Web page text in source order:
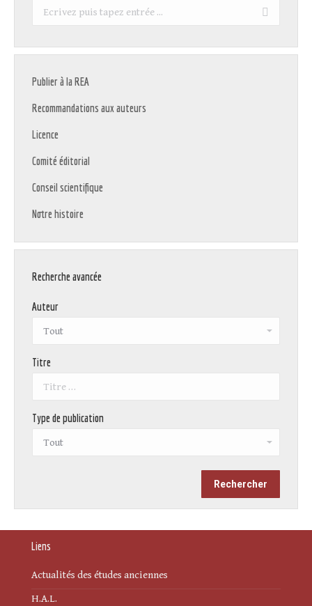
Recherche
Publier à la REA
Recommandations aux auteurs
Licence
Comité éditorial
Conseil scientifique
Notre histoire
Recherche avancée
Auteur
Titre
Type de publication
Liens
Actualités des études anciennes
H.A.L.